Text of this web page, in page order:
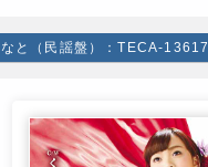
と（民謡盤）：TECA-13617